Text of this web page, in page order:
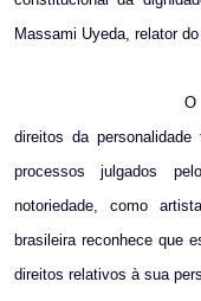
Massami Uyeda, relator
O
direitos da
processos julgados
notoriedade, como
brasileira reconhece que
direitos relativos à sua